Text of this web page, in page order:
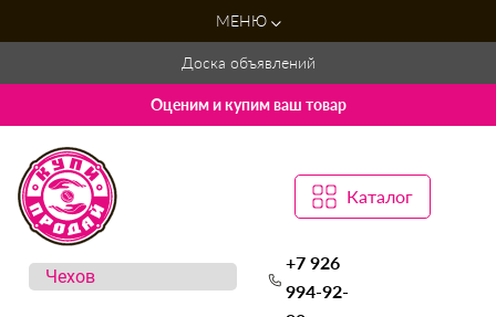
МЕНЮ
Доска объявлений
Оценим и купим ваш товар
Каталог
+7 926
994-92-